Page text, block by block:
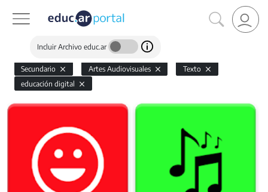
Incluir Archivo educ.ar
Secundario Artes Audiovisuales
Texto
educación digital